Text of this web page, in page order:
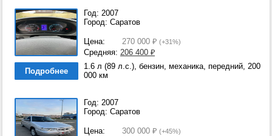
Год: 2007
Город: Саратов
Цена: 270 000 ₽ (+31%)
Средняя: 206 400 ₽
Подробнее
1.6 л (89 л.с.), бензин, механика, передний, 200
000 км
Год: 2007
Город: Саратов
Цена: 300 000 ₽ (+45%)